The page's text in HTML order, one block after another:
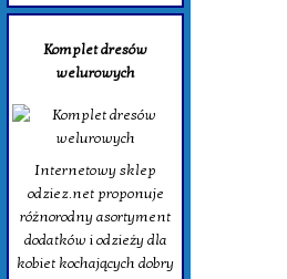
Komplet dresów
welurowych
Internetowy sklep
odziez.net proponuje
różnorodny asortyment
dodatków i odzieży dla
kobiet kochających dobry